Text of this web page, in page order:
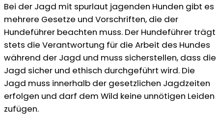
Bei der Jagd mit spurlaut jagenden Hunden gibt es
mehrere Gesetze und Vorschriften, die der
Hundeführer beachten muss. Der Hundeführer trägt
stets die Verantwortung für die Arbeit des Hundes
während der Jagd und muss sicherstellen, dass die
Jagd sicher und ethisch durchgeführt wird. Die
Jagd muss innerhalb der gesetzlichen Jagdzeiten
erfolgen und darf dem Wild keine unnötigen Leiden
zufügen.